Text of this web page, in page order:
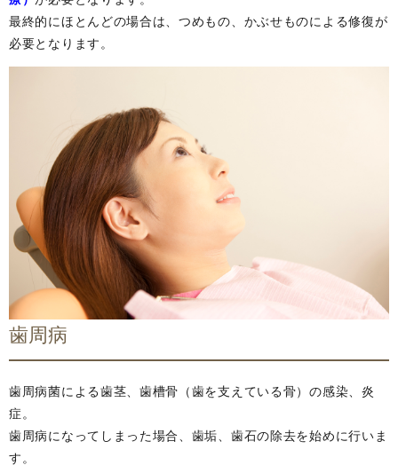
最終的にほとんどの場合は、つめもの、かぶせものによる修復が
必要となります。
歯周病
歯周病菌による歯茎、歯槽骨（歯を支えている骨）の感染、炎
症。
歯周病になってしまった場合、歯垢、歯石の除去を始めに行いま
す。